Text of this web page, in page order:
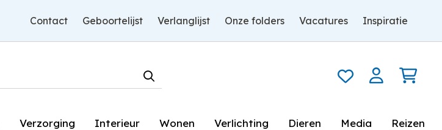
Contact Geboortelijst Verlanglijst Onze folders Vacatures Inspiratie
Verzorging Interieur Wonen Verlichting Dieren Media Reizen